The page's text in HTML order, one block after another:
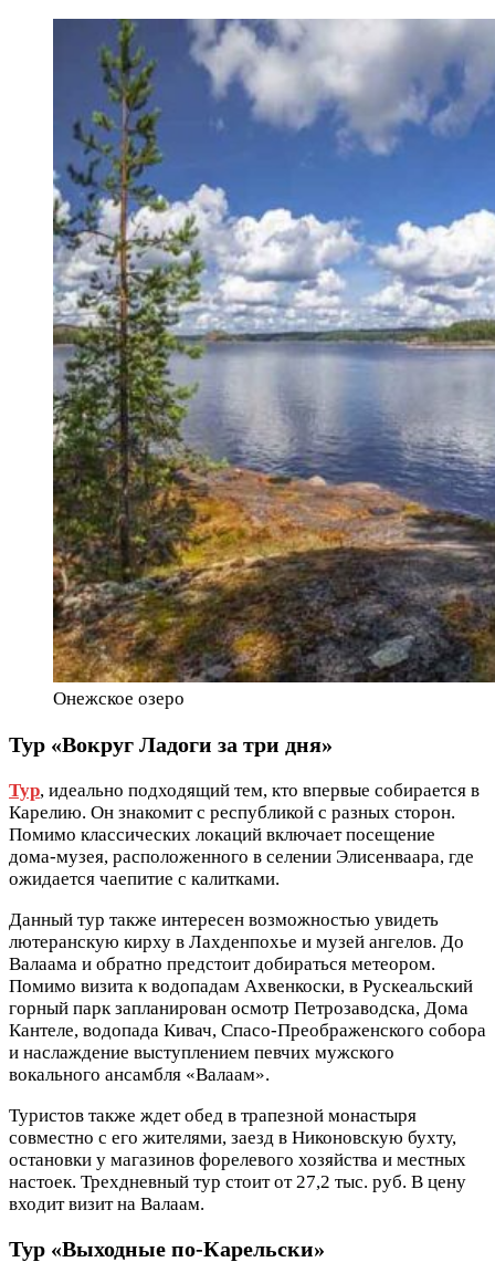
Онежское озеро
Тур «Вокруг Ладоги за три дня»
Тур, идеально подходящий тем, кто впервые собирается в
Карелию. Он знакомит с республикой с разных сторон.
Помимо классических локаций включает посещение
дома-музея, расположенного в селении Элисенваара, где
ожидается чаепитие с калитками.
Данный тур также интересен возможностью увидеть
лютеранскую кирху в Лахденпохье и музей ангелов. До
Валаама и обратно предстоит добираться метеором.
Помимо визита к водопадам Ахвенкоски, в Рускеальский
горный парк запланирован осмотр Петрозаводска, Дома
Кантеле, водопада Кивач, Спасо-Преображенского собора
и наслаждение выступлением певчих мужского
вокального ансамбля «Валаам».
Туристов также ждет обед в трапезной монастыря
совместно с его жителями, заезд в Никоновскую бухту,
остановки у магазинов форелевого хозяйства и местных
настоек. Трехдневный тур стоит от 27,2 тыс. руб. В цену
входит визит на Валаам.
Тур «Выходные по-Карельски»